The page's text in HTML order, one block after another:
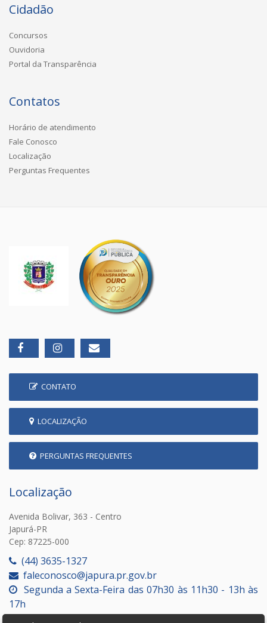
Cidadão
Concursos
Ouvidoria
Portal da Transparência
Contatos
Horário de atendimento
Fale Conosco
Localização
Perguntas Frequentes
CONTATO
LOCALIZAÇÃO
PERGUNTAS FREQUENTES
Localização
Avenida Bolivar, 363 - Centro
Japurá-PR
Cep: 87225-000
(44) 3635-1327
faleconosco@japura.pr.gov.br
Segunda a Sexta-Feira das 07h30 às 11h30 - 13h às
17h